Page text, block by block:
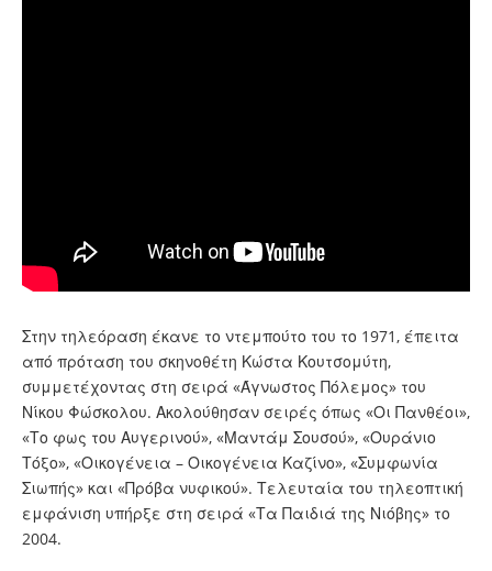
Στην τηλεόραση έκανε το ντεμπούτο του το 1971, έπειτα
από πρόταση του σκηνοθέτη Κώστα Κουτσομύτη,
συμμετέχοντας στη σειρά «Άγνωστος Πόλεμος» του
Νίκου Φώσκολου. Ακολούθησαν σειρές όπως «Οι Πανθέοι»,
«Το φως του Αυγερινού», «Μαντάμ Σουσού», «Ουράνιο
Τόξο», «Οικογένεια – Οικογένεια Καζίνο», «Συμφωνία
Σιωπής» και «Πρόβα νυφικού». Τελευταία του τηλεοπτική
εμφάνιση υπήρξε στη σειρά «Τα Παιδιά της Νιόβης» το
2004.